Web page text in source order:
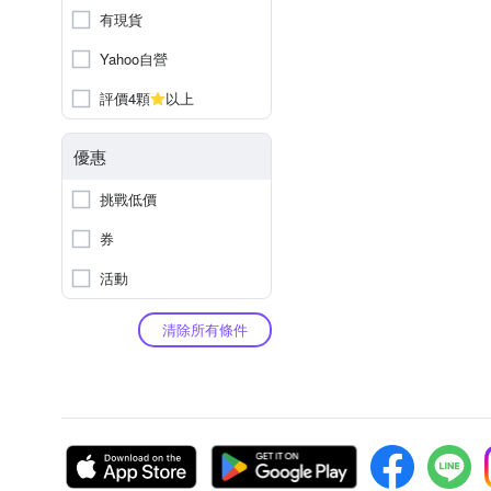
有現貨
Yahoo自營
評價4顆
以上
優惠
挑戰低價
券
活動
清除所有條件